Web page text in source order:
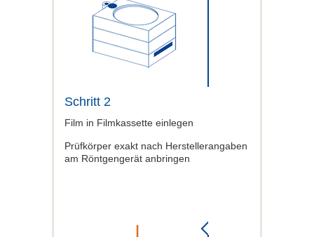
Schritt 2
Film in Filmkassette einlegen
Prüfkörper exakt nach Herstellerangaben
am Röntgengerät anbringen